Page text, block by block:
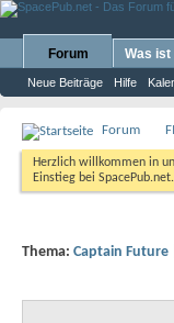
Forum
Neue Beiträge Hilfe
Was ist
Forum
Herzlich willkommen in
Einstieg bei SpacePub.net.
Thema: Captain Future